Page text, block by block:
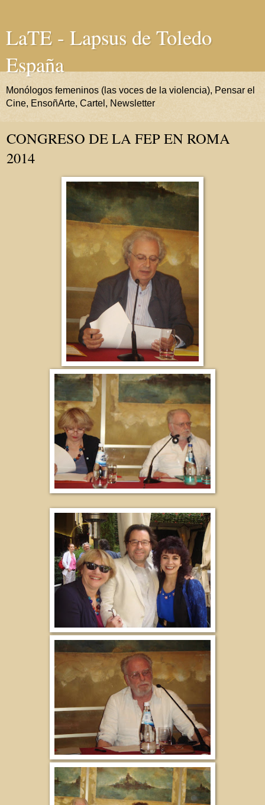
LaTE - Lapsus de Toledo
España
Monólogos femeninos (las voces de la violencia), Pensar el
Cine, EnsoñArte, Cartel, Newsletter
CONGRESO DE LA FEP EN ROMA
2014